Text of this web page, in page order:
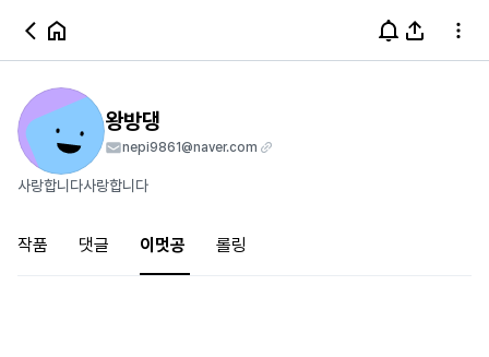
왕방댕
nepi9861@naver.com
사랑합니다사랑합니다
작품 댓글 이멋공 롤링